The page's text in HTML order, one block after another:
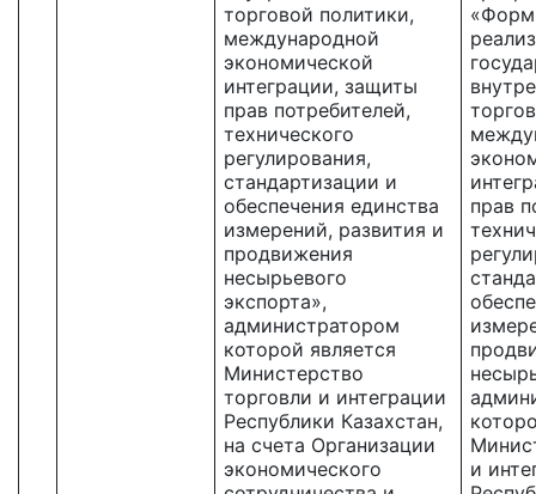
торговой политики,
международной
экономической
интеграции, защиты
прав потребителей,
технического
регулирования,
стандартизации и
обеспечения единства
измерений, развития и
продвижения
несырьевого
экспорта»,
администратором
которой является
Министерство
торговли и интеграции
Республики Казахстан,
на счета Организации
экономического
прав
и